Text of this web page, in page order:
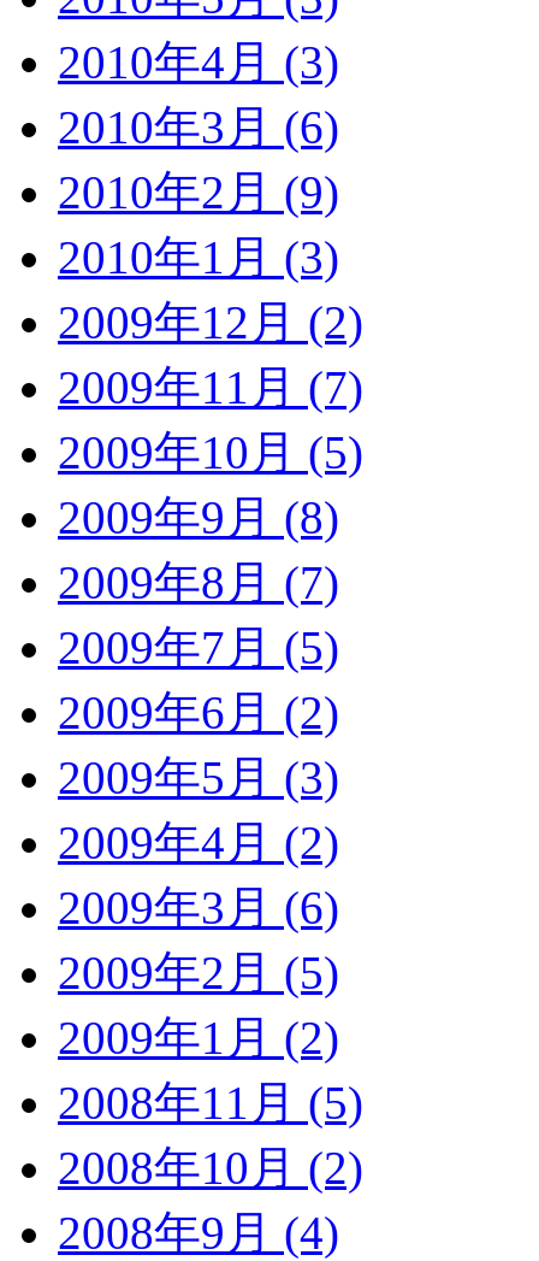
2010年4月 (3)
2010年3月 (6)
2010年2月 (9)
2010年1月 (3)
2009年12月 (2)
2009年11月 (7)
2009年10月 (5)
2009年9月 (8)
2009年8月 (7)
2009年7月 (5)
2009年6月 (2)
2009年5月 (3)
2009年4月 (2)
2009年3月 (6)
2009年2月 (5)
2009年1月 (2)
2008年11月 (5)
2008年10月 (2)
2008年9月 (4)